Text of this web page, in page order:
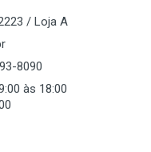
/ Loja A
8090
às 18:00